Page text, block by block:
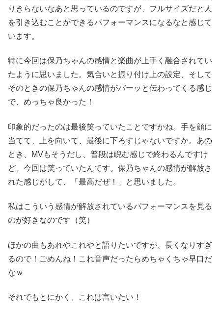
りきらないなあと思っているのですが、フルサイズだと人
を引き込むことができるパフォーマンスになるなと感じて
います。
特に今回は保乃ちゃんの感情と楽曲が上手く融合されてい
たように思いました。気合いと振り付け上の設定、そして
そのときの保乃ちゃんの感情がバーッと伝わってくる感じ
で、めっちゃ良かった！
印象的だったのは最後笑っていたことですかね。手を顔に
当てて、上を向いて、最後に下ろすじゃないですか。あの
とき、MVもそうだし、普段は睨む感じで終わるんですけ
ど、今回は笑っていたんです。保乃ちゃんの感情が解放さ
れた感じがして、「最高だぜ！」と思いました。
私はこういう感情が解放されているパフォーマンスを見る
のが好きなのです（笑）
ほかの曲もあれやこれやと語りたいですが、長くなりすぎ
るので！ごめんね！これ音声だったらめちゃくちゃ早口だ
なｗ
それでもとにかく、これは言いたい！